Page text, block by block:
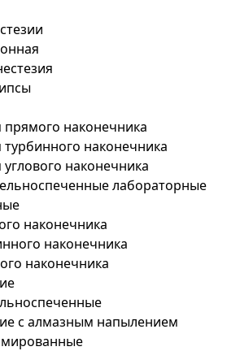
наконечника
наконечника
наконечника
лабораторные
наконечника
наконечника
наконечника
с алмазным напылением